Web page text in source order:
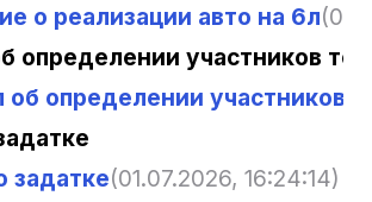
о реализации авто на 6л
определении участников
об определении участников
задатке(01.07.2026, 16:24:14)